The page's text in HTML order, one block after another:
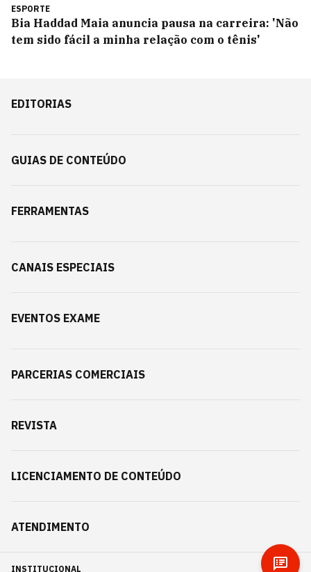
ESPORTE
Bia Haddad Maia anuncia pausa na carreira: 'Não
tem sido fácil a minha relação com o tênis'
EDITORIAS
GUIAS DE CONTEÚDO
FERRAMENTAS
CANAIS ESPECIAIS
EVENTOS EXAME
PARCERIAS COMERCIAIS
REVISTA
LICENCIAMENTO DE CONTEÚDO
ATENDIMENTO
INSTITUCIONAL